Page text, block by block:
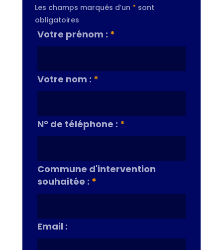
Les champs marqués d’un * sont
obligatoires
Votre prénom : *
Votre nom : *
N° de téléphone : *
Commune d'intervention
souhaitée : *
Email :